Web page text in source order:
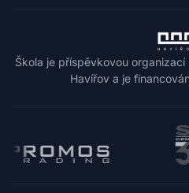
Škola je příspěvkovou
Havířov a je